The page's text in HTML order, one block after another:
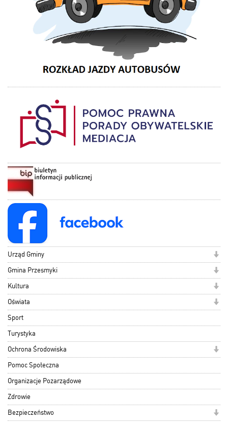
Urząd Gminy
Gmina Przesmyki
Kultura
Oświata
Sport
Turystyka
Ochrona Środowiska
Pomoc Społeczna
Organizacje Pozarządowe
Zdrowie
Bezpieczeństwo